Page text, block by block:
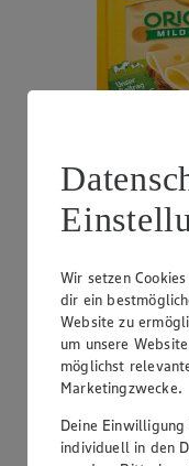
Angebot:
0.99
App
Rabatt)
120/150g
Wir setzen
dir ein
Website zu
um unsere
möglichst
Marketingzwecke.
Deine
individuell in den